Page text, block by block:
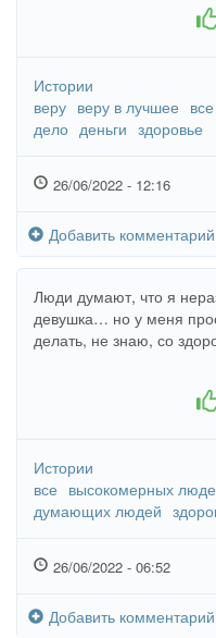
Истории
веру веру в лучшее все
дело деньги здоровье
26/06/2022 - 12:16
Добавить комментарий
Люди думают, что я
девушка… но у меня
делать, не знаю, со
Истории
все высокомерных
думающих людей
26/06/2022 - 06:52
Добавить комментарий